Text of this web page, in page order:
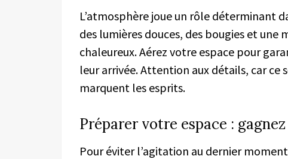
L’atmosphère joue un rôle déterminant
des lumières douces, des bougies et une
chaleureux. Aérez votre espace pour
leur arrivée. Attention aux détails, car ce
marquent les esprits.
Préparer votre espace :
Pour éviter l’agitation au dernier